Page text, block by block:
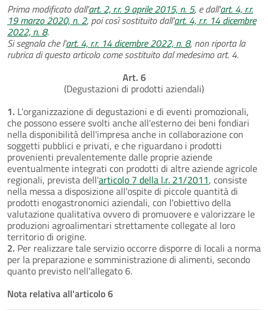
Prima modificato dall'art. 2, r.r. 9 aprile 2015, n. 5, e dall'art. 4, r.r.
19 marzo 2020, n. 2, poi così sostituito dall'art. 4, r.r. 14 dicembre
2022, n. 8.
Si segnala che l'art. 4, r.r. 14 dicembre 2022, n. 8, non riporta la
rubrica di questo articolo come sostituito dal medesimo art. 4.
Art. 6
(Degustazioni di prodotti aziendali)
1. L'organizzazione di degustazioni e di eventi promozionali,
che possono essere svolti anche all'esterno dei beni fondiari
nella disponibilità dell'impresa anche in collaborazione con
soggetti pubblici e privati, e che riguardano i prodotti
provenienti prevalentemente dalle proprie aziende
eventualmente integrati con prodotti di altre aziende agricole
regionali, prevista dell'articolo 7 della l.r. 21/2011, consiste
nella messa a disposizione all'ospite di piccole quantità di
prodotti enogastronomici aziendali, con l'obiettivo della
valutazione qualitativa ovvero di promuovere e valorizzare le
produzioni agroalimentari strettamente collegate al loro
territorio di origine.
2. Per realizzare tale servizio occorre disporre di locali a norma
per la preparazione e somministrazione di alimenti, secondo
quanto previsto nell'allegato 6.
Nota relativa all'articolo 6